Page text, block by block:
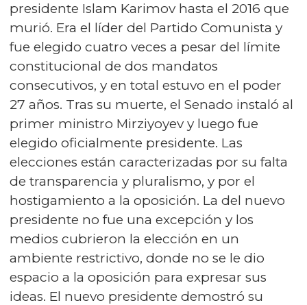
presidente Islam Karimov hasta el 2016 que
murió. Era el líder del Partido Comunista y
fue elegido cuatro veces a pesar del límite
constitucional de dos mandatos
consecutivos, y en total estuvo en el poder
27 años. Tras su muerte, el Senado instaló al
primer ministro Mirziyoyev y luego fue
elegido oficialmente presidente. Las
elecciones están caracterizadas por su falta
de transparencia y pluralismo, y por el
hostigamiento a la oposición. La del nuevo
presidente no fue una excepción y los
medios cubrieron la elección en un
ambiente restrictivo, donde no se le dio
espacio a la oposición para expresar sus
ideas. El nuevo presidente demostró su